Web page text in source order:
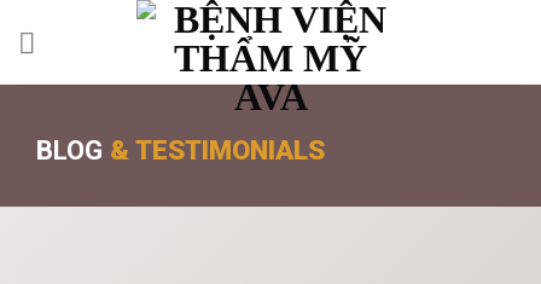
BLOG & TESTIMONIALS